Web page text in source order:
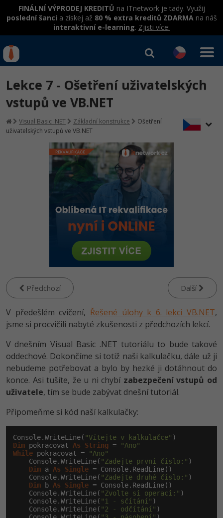
FINÁLNÍ VÝPRODEJ KREDITŮ na ITnetwork je tady. Využij
poslední šanci a získej až 80 % extra kreditů ZDARMAna náš
interaktivní e-learning. Zjisti více:
Rekvalifikace a kurzy
hrazené úřadem práce
Workshopy zdarma
Umělá inteligence v praxi
Datová analýza v praxi
Školení
Základy programování
Objektové programování - OOP
Umělá inteligence
HTML5, CSS3, Bootstrap, SEO
SQL a databáze
Testování a verzování
UML a návrhové vzory
Spring
ASP.NET MVC
Best practices
Školení dle technologií
JavaScript
Python
HTML / CSS
MySQL/MariaDB
MS-SQL
SQLite
IT e-learning
Kurzy IT profesí
Junior programátor
Programátor WWW aplikací
Senior programátor
Front-end developer
Vývojář mobilních aplikací
Specialista na AI a bigdata
C# Game developer
Webdesigner
Tester
Systémový administrátor
Grafik / UX/UI návrhář
3D grafik
Projektový manažer
Databázový analytik
Copywriter
WordPress specialista
SEO specialista
Kurzy programování
Jak začít?
-80%
C#.NET
Python -80%
JavaScript -80%
PHP
-80%
Swift -80%
Kotlin -80%
C -80%
VB.NET
Návrh SW -80%
Algoritmy -41%
Umělá inteligence (AI) -10%
Pro děti
Přihlásit se | Registrovat
Lekce 7 - Ošetření uživatelských
vstupů ve VB.NET
Visual Basic .NET Základní konstrukce
Ošetření
uživatelských vstupů ve VB.NET
Předchozí Další
V předešlém cvičení, Řešené úlohy k 6. lekci VB.NET,
jsme si procvičili nabyté zkušenosti z předchozích lekcí.
V dnešním Visual Basic .NET tutoriálu to bude takové
oddechové. Dokončíme si totiž naši kalkulačku, dále už ji
nebudeme potřebovat a bylo by hezké ji dotáhnout do
konce. Asi tušíte, že u ni chybí zabezpečení vstupů od
uživatele, tím se bude zabývat dnešní tutoriál.
Připomeňme si kód naší kalkulačky:
Console.WriteLine( "Vítejte v kalkulačce"
Dim pokracovat As String =
"Ano"
While pokracovat =
"Ano"
    Console.WriteLine(
"Zadejte první číslo:" )
Dim a As Single = Console.ReadLine()
    Console.WriteLine(
"Zadejte druhé číslo:" )
Dim b As Single = Console.ReadLine()
    Console.WriteLine(
"Zvolte si operaci:" )
    Console.WriteLine(
"1 - sčítání" )
    Console.WriteLine(
"2 - odčítání" )